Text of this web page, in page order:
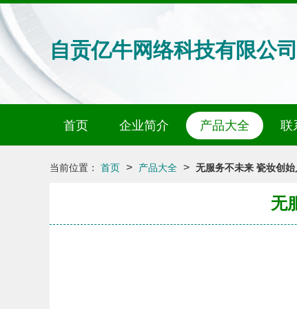
自贡亿牛网络科技有限公司
首页 企业简介 产品大全 联
当前位置： 首页 > 产品大全 > 无服务不未来 瓷妆创
无